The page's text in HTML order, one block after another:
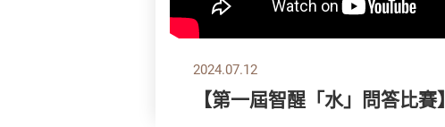
2024.07.12
【第一屆智醒「水」問答比賽】